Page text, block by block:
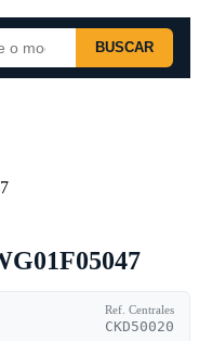
BUSCAR
Ref. Centrales
CKD50020